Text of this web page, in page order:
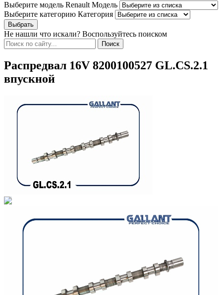
Выберите модель Renault Модель
Выберите категорию Категория
Не нашли что искали? Воспользуйтесь поиском
Распредвал 16V 8200100527 GL.CS.2.1
впускной